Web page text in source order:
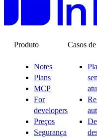
Produto
Notes
Plans
MCP
For
developers
Preços
Segurança
Casos